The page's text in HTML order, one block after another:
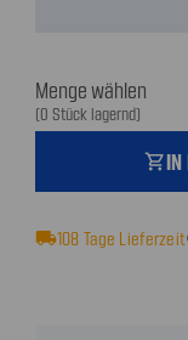
Menge wählen
(0 Stück lagernd)
shopping_cartIN
local_shipping108 Tage Lieferzeit